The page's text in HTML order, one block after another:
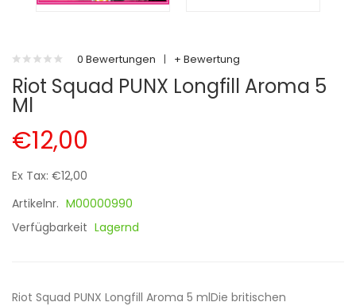
0 Bewertungen | + Bewertung
Riot Squad PUNX Longfill Aroma 5
Ml
€12,00
Ex Tax: €12,00
Artikelnr. M00000990
Verfügbarkeit Lagernd
Riot Squad PUNX Longfill Aroma 5 mlDie britischen